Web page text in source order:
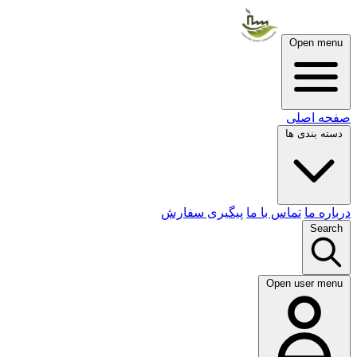
Open menu
صفحه اصلی
دسته بندی ها
درباره ما تماس با ما پیگیری سفارش
Search
Open user menu